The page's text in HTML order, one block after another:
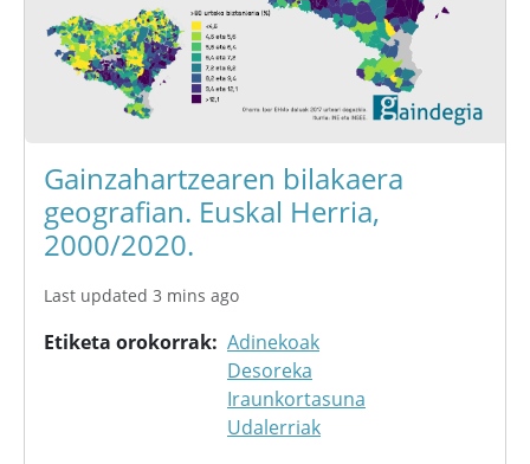
Gainzahartzearen bilakaera
geografian. Euskal Herria,
2000/2020.
Last updated 3 mins ago
Etiketa orokorrak Adinekoak
Desoreka
Iraunkortasuna
Udalerriak